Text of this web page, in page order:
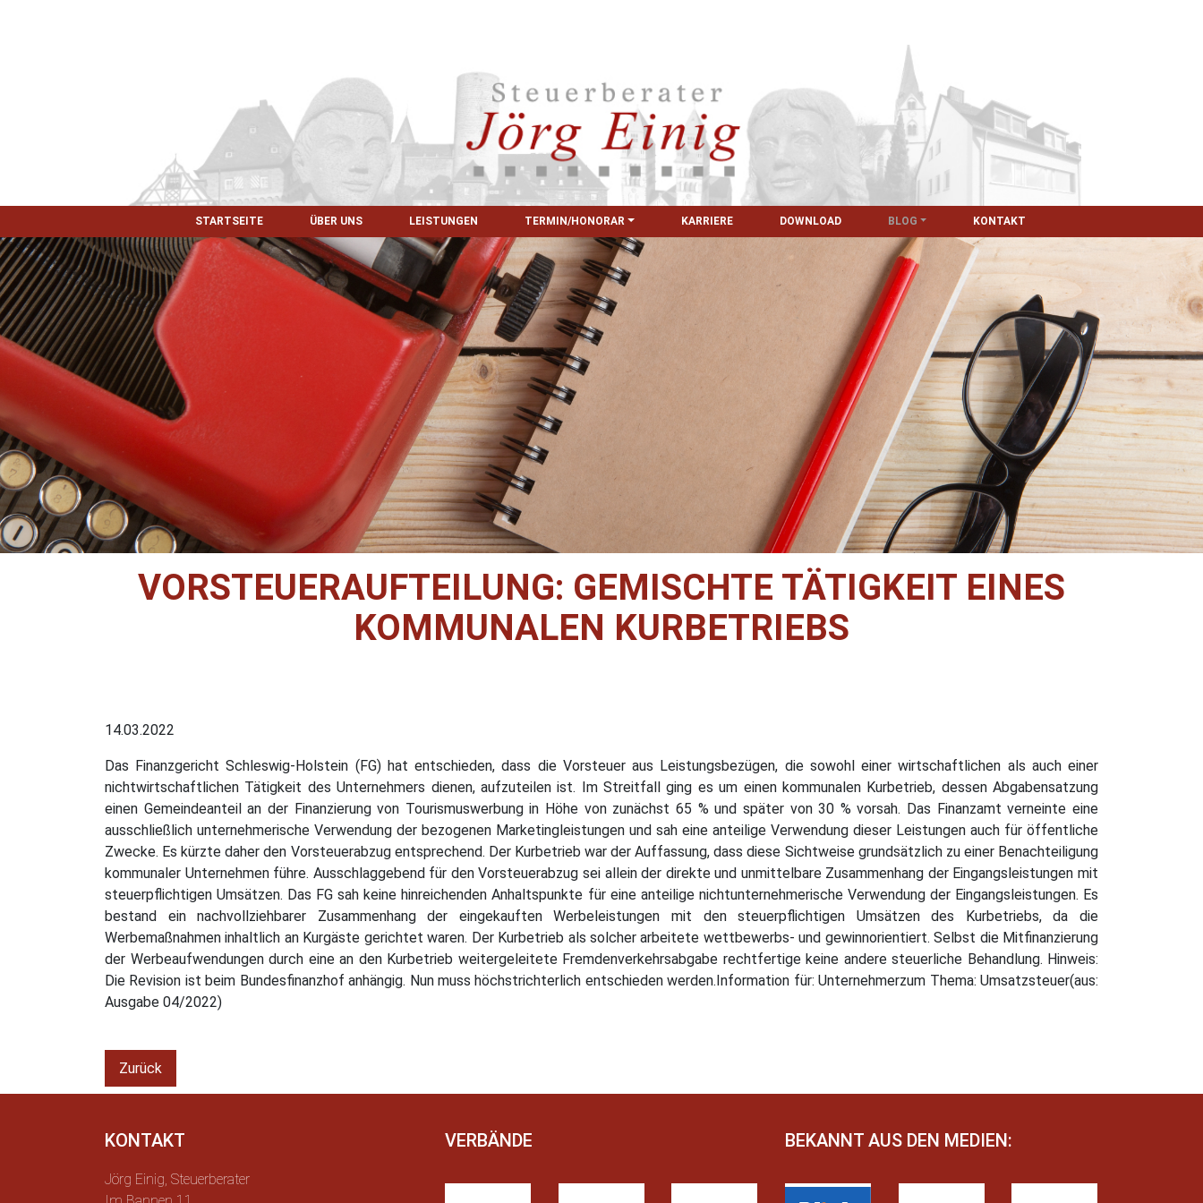
STARTSEITE ÜBER UNS LEISTUNGEN TERMIN/HONORAR KARRIERE DOWNLOAD BLOG KONTAKT
VORSTEUERAUFTEILUNG: GEMISCHTE TÄTIGKEIT EINES
KOMMUNALEN KURBETRIEBS
14.03.2022
Das Finanzgericht Schleswig-Holstein (FG) hat entschieden, dass die Vorsteuer aus Leistungsbezügen, die sowohl einer wirtschaftlichen als auch einer
nichtwirtschaftlichen Tätigkeit des Unternehmers dienen, aufzuteilen ist. Im Streitfall ging es um einen kommunalen Kurbetrieb, dessen Abgabensatzung
einen Gemeindeanteil an der Finanzierung von Tourismuswerbung in Höhe von zunächst 65 % und später von 30 % vorsah. Das Finanzamt verneinte eine
ausschließlich unternehmerische Verwendung der bezogenen Marketingleistungen und sah eine anteilige Verwendung dieser Leistungen auch für öffentliche
Zwecke. Es kürzte daher den Vorsteuerabzug entsprechend. Der Kurbetrieb war der Auffassung, dass diese Sichtweise grundsätzlich zu einer Benachteiligung
kommunaler Unternehmen führe. Ausschlaggebend für den Vorsteuerabzug sei allein der direkte und unmittelbare Zusammenhang der Eingangsleistungen mit
steuerpflichtigen Umsätzen. Das FG sah keine hinreichenden Anhaltspunkte für eine anteilige nichtunternehmerische Verwendung der Eingangsleistungen. Es
bestand ein nachvollziehbarer Zusammenhang der eingekauften Werbeleistungen mit den steuerpflichtigen Umsätzen des Kurbetriebs, da die
Werbemaßnahmen inhaltlich an Kurgäste gerichtet waren. Der Kurbetrieb als solcher arbeitete wettbewerbs- und gewinnorientiert. Selbst die Mitfinanzierung
der Werbeaufwendungen durch eine an den Kurbetrieb weitergeleitete Fremdenverkehrsabgabe rechtfertige keine andere steuerliche Behandlung. Hinweis:
Die Revision ist beim Bundesfinanzhof anhängig. Nun muss höchstrichterlich entschieden werden.Information für: Unternehmerzum Thema: Umsatzsteuer(aus:
Ausgabe 04/2022)
Zurück
KONTAKT
Jörg Einig, Steuerberater
VERBÄNDE BEKANNT AUS DEN MEDIEN: